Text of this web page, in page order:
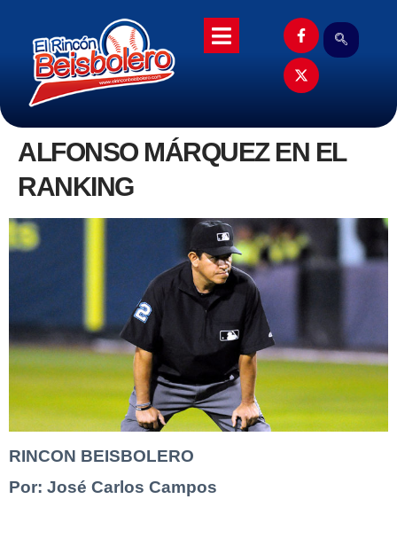
ALFONSO MÁRQUEZ EN EL
RANKING
RINCON BEISBOLERO
Por: José Carlos Campos